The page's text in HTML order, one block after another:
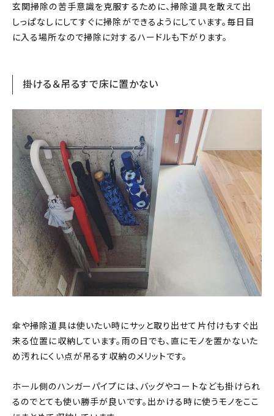
玄関掃除の苦手意識を克服するために、掃除道具を敢えて出
しっぱなしにしてすぐに掃除ができるようにしています。毎日目
に入る場所なので掃除に対するハードルも下がります。
掛ける＆吊るすで床に置かない
傘や掃除道具は使いたい時にサッと取り出せて片付けもすぐ出
来る位置に収納しています。雨の日でも、直にモノを置かないた
め汚れにくい点が吊るす収納のメリットです。
ホール側のハンガーパイプには、バッグやコートなども掛けられ
るのでとても使い勝手が良いです。出かける時に使うモノをここ